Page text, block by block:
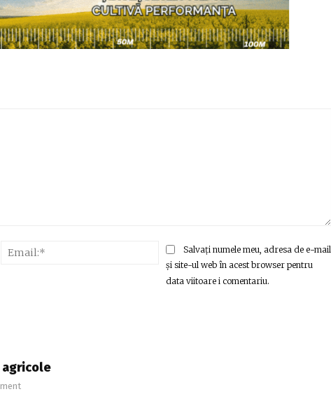
Email:*Salvați numele meu, adresa de e-mail
și site-ul web în acest browser pentru
data viitoare i comentariu.